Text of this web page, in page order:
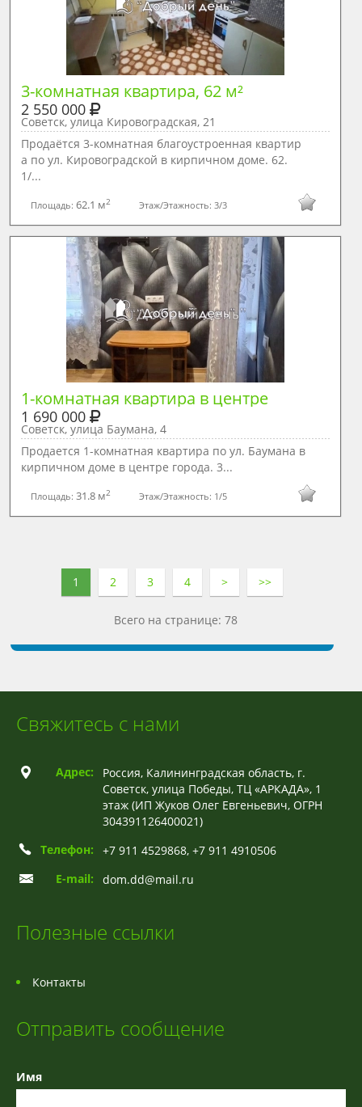
3-комнатная квартира, 62 м²
2 550 000
Советск, улица Кировоградская, 21
Пpoдaётся 3-комнатная благоустроенная квартир
а по ул. Кировоградской в кирпичнoм доме. 62.
1/...
Площадь:62.1 м2 Этаж/Этажность: 3/3
1-комнатная квартира в центре
1 690 000
Советск, улица Баумана, 4
Продается 1-комнатная квартира по ул. Баумана в
кирпичном доме в центре города. 3...
Площадь:31.8 м2 Этаж/Этажность: 1/5
1 2 3 4 > >>
Всего на странице: 78
Свяжитесь с нами
Адрес:
Россия, Калининградская область, г.
Советск, улица Победы, ТЦ «АРКАДА», 1
этаж (ИП Жуков Олег Евгеньевич, ОГРН
304391126400021)
Телефон:
+7 911 4529868, +7 911 4910506
E-mail:
dom.dd@mail.ru
Полезные ссылки
Контакты
Отправить сообщение
Имя